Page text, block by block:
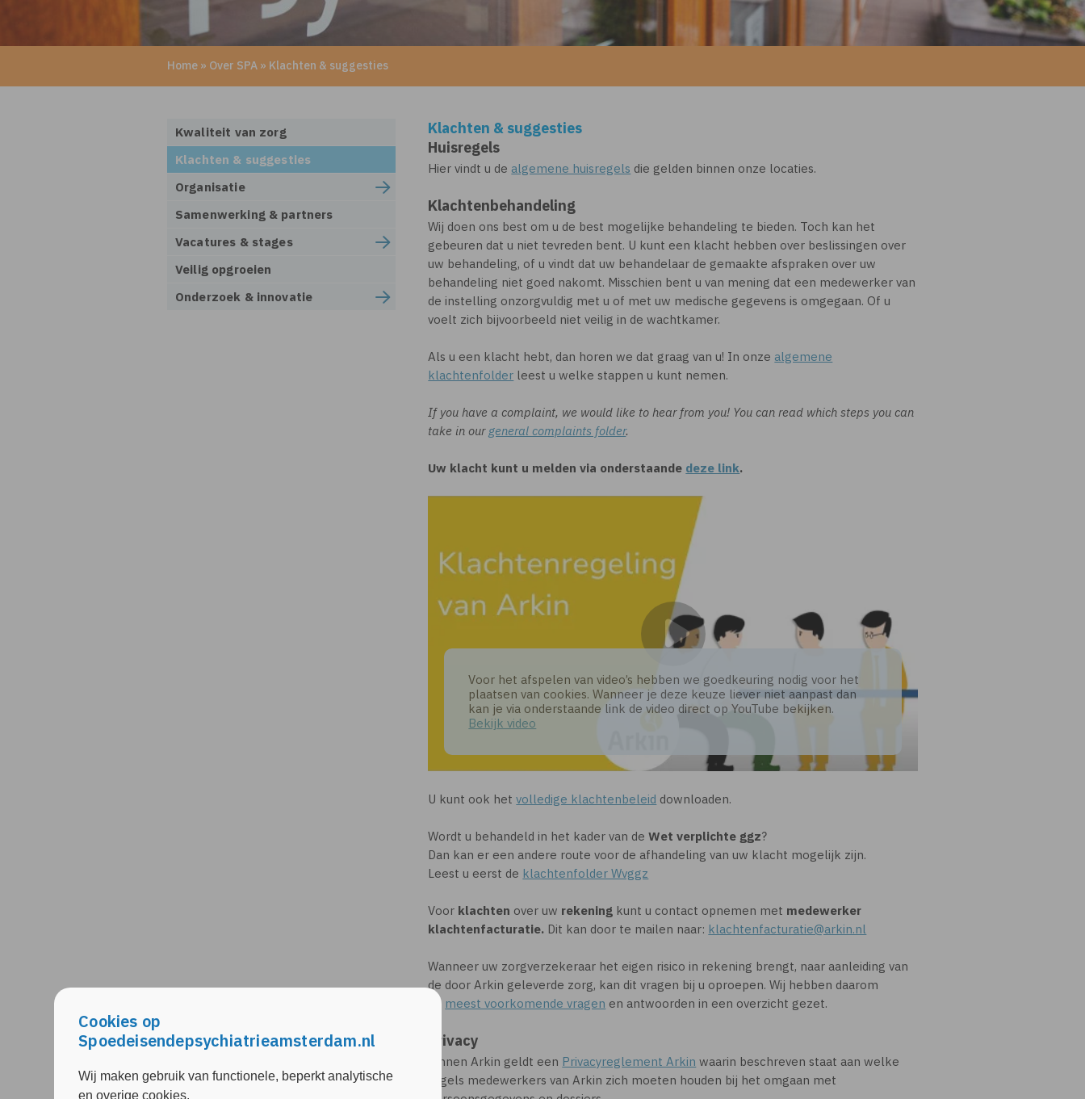
Home » Over SPA » Klachten & suggesties
Kwaliteit van zorg
Klachten & suggesties
Organisatie
Samenwerking & partners
Vacatures & stages
Veilig opgroeien
Onderzoek & innovatie
Klachten & suggesties
Huisregels
Hier vindt u de algemene huisregels die gelden binnen onze locaties.
Klachtenbehandeling
Wij doen ons best om u de best mogelijke behandeling te bieden. Toch kan het
gebeuren dat u niet tevreden bent. U kunt een klacht hebben over beslissingen over
uw behandeling, of u vindt dat uw behandelaar de gemaakte afspraken over uw
behandeling niet goed nakomt. Misschien bent u van mening dat een medewerker van
de instelling onzorgvuldig met u of met uw medische gegevens is omgegaan. Of u
voelt zich bijvoorbeeld niet veilig in de wachtkamer.
Als u een klacht hebt, dan horen we dat graag van u! In onze algemene
klachtenfolder leest u welke stappen u kunt nemen.
If you have a complaint, we would like to hear from you! You can read which steps you can
take in ourgeneral complaints folder.
Uw klacht kunt u melden via onderstaande deze link.
Voor het afspelen van video’s hebben we goedkeuring nodig voor het
plaatsen van cookies. Wanneer je deze keuze liever niet aanpast dan
kan je via onderstaande link de video direct op YouTube bekijken.
Bekijk video
U kunt ook hetvolledige klachtenbeleid downloaden.
Wordt u behandeld in het kader van deWet verplichte ggz?
Dan kan er een andere route voor de afhandeling van uw klacht mogelijk zijn.
Leest u eerst de klachtenfolder Wvggz
Voor klachten over uw rekening kunt u contact opnemen met medewerker
klachtenfacturatie. Dit kan door te mailen naar: klachtenfacturatie@arkin.nl
Wanneer uw zorgverzekeraar het eigen risico in rekening brengt, naar aanleiding van
de door Arkin geleverde zorg, kan dit vragen bij u oproepen. Wij hebben daarom
de meest voorkomende vragen en antwoorden in een overzicht gezet.
Privacy
Binnen Arkin geldt een Privacyreglement Arkin waarin beschreven staat aan welke
regels medewerkers van Arkin zich moeten houden bij het omgaan met
Cookies op
Spoedeisendepsychiatrieamsterdam.nl
Wij maken gebruik van functionele, beperkt analytische
en overige cookies.